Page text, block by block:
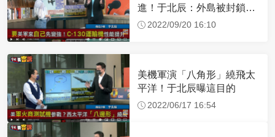
進！于北辰：外島被封鎖可
空中補給
2022/09/20 16:10
美機軍演「八角形」繞飛太
平洋！于北辰曝這目的
2022/06/17 16:54